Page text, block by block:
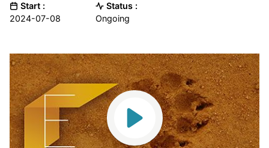
Start :
2024-07-08
Status :
Ongoing